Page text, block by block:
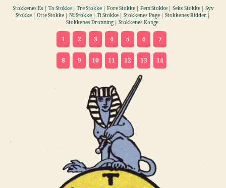
Stokkenes Es | To Stokke | Tre Stokke | Fore Stokke | Fem Stokke | Seks Stokke | Syv
Stokke | Otte Stokke | Ni Stokke | Ti Stokke | Stokkenes Page | Stokkenes Ridder |
Stokkenes Dronning | Stokkenes Konge.
1 2 3 4 5 6 7
8 9 10 11 12 13 14